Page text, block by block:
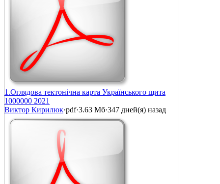
1.Оглядова тектонічна карта Українського щита
1000000 2021
Виктор Кирилюк·pdf·3.63 Мб·347 дней(я) назад